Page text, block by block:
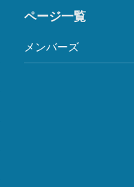
ページ一覧
メンバーズ